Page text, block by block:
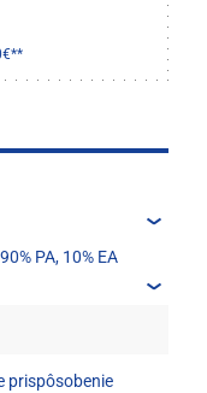
PA, 10% EA
prispôsobenie